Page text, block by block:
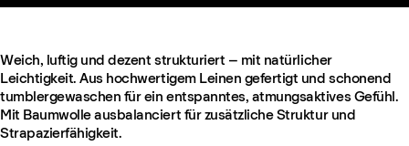
Weich, luftig und dezent strukturiert – mit natürlicher
Leichtigkeit. Aus hochwertigem Leinen gefertigt und schonend
tumblergewaschen für ein entspanntes, atmungsaktives Gefühl.
Mit Baumwolle ausbalanciert für zusätzliche Struktur und
Strapazierfähigkeit.